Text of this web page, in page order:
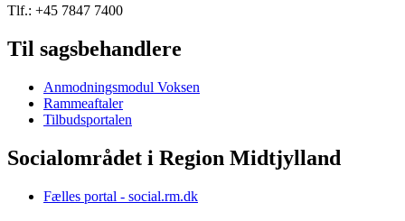
Tlf.: +45 7847 7400
Til sagsbehandlere
Anmodningsmodul Voksen
Rammeaftaler
Tilbudsportalen
Socialområdet i Region Midtjylland
Fælles portal - social.rm.dk